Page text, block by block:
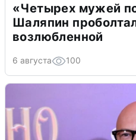
«Четырех мужей
Шаляпин
возлюбленной
6 августа 100